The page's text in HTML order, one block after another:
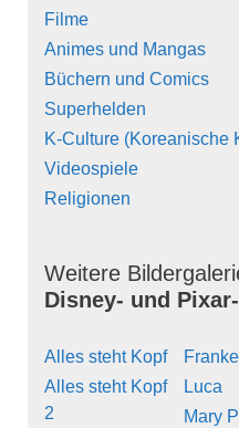
Filme
Animes und Mangas
Büchern und Comics
Superhelden
K-Culture (Koreanische
Videospiele
Religionen
Weitere
Disney- und
Alles steht Kopf
Alles steht Kopf
2
Luca
Mary